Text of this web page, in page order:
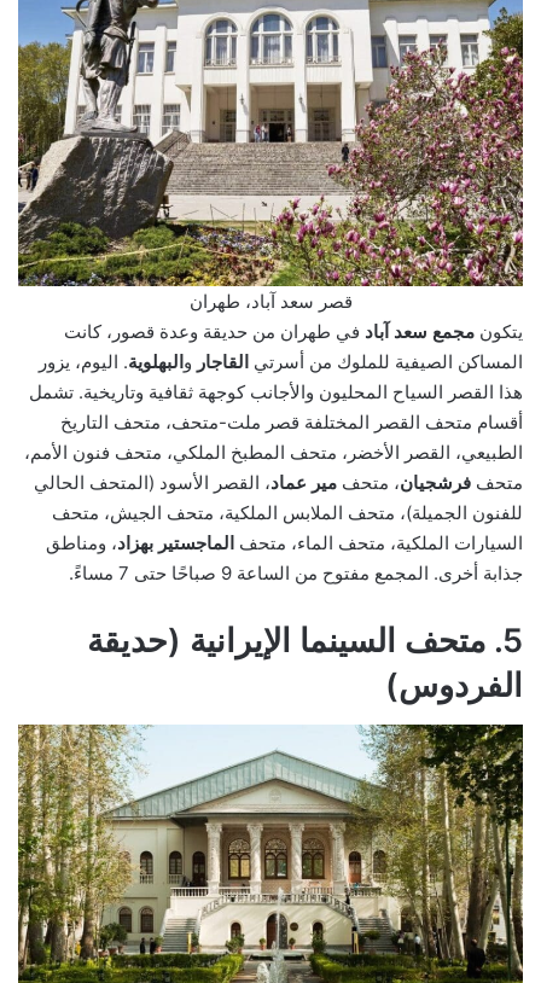
قصر سعد آباد، طهران
يتكون مجمع سعد آباد في طهران من حديقة وعدة قصور، كانت
المساكن الصيفية للملوك من أسرتي القاجار والبهلوية. اليوم، يزور
هذا القصر السياح المحليون والأجانب كوجهة ثقافية وتاريخية. تشمل
أقسام متحف القصر المختلفة قصر ملت-متحف، متحف التاريخ
الطبيعي، القصر الأخضر، متحف المطبخ الملكي، متحف فنون الأمم،
متحف فرشجيان، متحف مير عماد، القصر الأسود (المتحف الحالي
للفنون الجميلة)، متحف الملابس الملكية، متحف الجيش، متحف
السيارات الملكية، متحف الماء، متحف الماجستير بهزاد، ومناطق
جذابة أخرى. المجمع مفتوح من الساعة 9 صباحًا حتى 7 مساءً.
5. متحف السينما الإيرانية (حديقة
الفردوس)